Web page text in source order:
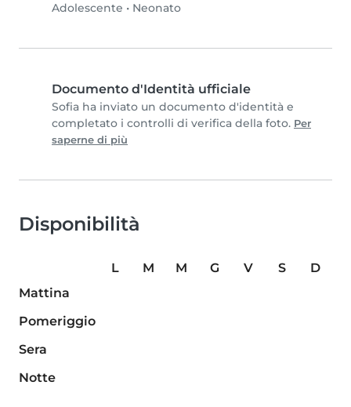
Adolescente • Neonato
Documento d'Identità ufficiale
Sofia ha inviato un documento d'identità e
completato i controlli di verifica della foto. Per
saperne di più
Disponibilità
L M M G V S
D
Mattina
Pomeriggio
Sera
Notte